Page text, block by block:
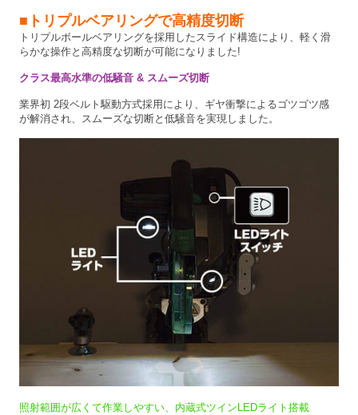
■トリプルベアリングで高精度切断
トリプルボールベアリングを採用したスライド構造により、軽く滑
らかな操作と高精度な切断が可能になりました!
クラス最高水準の低騒音 & スムーズ切断
業界初 2段ベルト駆動方式採用により、ギヤ衝撃によるゴツゴツ感
が解消され、スムーズな切断と低騒音を実現しました。
照射範囲が広くて作業しやすい、内蔵式ツインLEDライト搭載